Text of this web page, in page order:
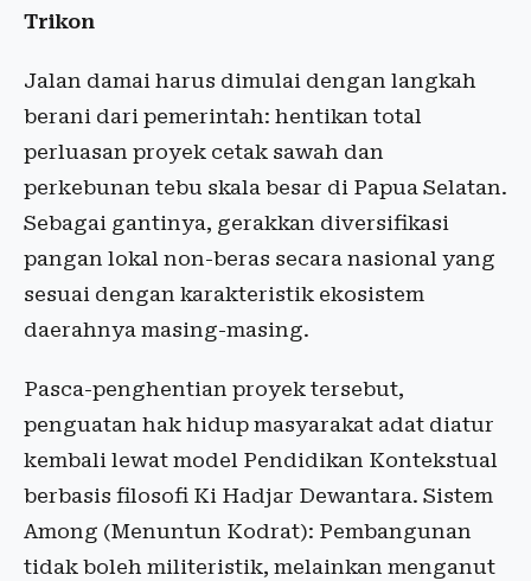
Trikon
Jalan damai harus dimulai dengan langkah
berani dari pemerintah: hentikan total
perluasan proyek cetak sawah dan
perkebunan tebu skala besar di Papua Selatan.
Sebagai gantinya, gerakkan diversifikasi
pangan lokal non-beras secara nasional yang
sesuai dengan karakteristik ekosistem
daerahnya masing-masing.
Pasca-penghentian proyek tersebut,
penguatan hak hidup masyarakat adat diatur
kembali lewat model Pendidikan Kontekstual
berbasis filosofi Ki Hadjar Dewantara. Sistem
Among (Menuntun Kodrat): Pembangunan
tidak boleh militeristik, melainkan menganut